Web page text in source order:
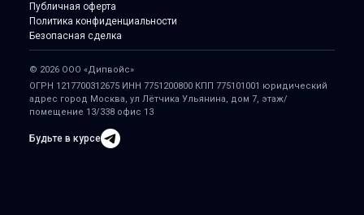
Публичная оферта
Политика конфиденциальности
Безопасная сделка
© 2026 ООО «Дипвойс»
ОГРН 1217700312675 ИНН 7751200800 КПП 775101001 юридический
адрес город Москва, ул Лётчика Ульянина, дом 7, этаж/
помещение 13/338 офис 13
Будьте в курсе